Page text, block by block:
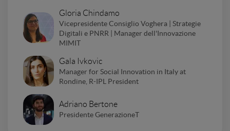
Gloria Chindamo
Vicepresidente Consiglio Voghera | Strategie
Digitali e PNRR | Manager dell'Innovazione
MIMIT
Gala Ivkovic
Manager for Social Innovation in Italy at
Rondine, R-IPL President
Adriano Bertone
Presidente GenerazioneT